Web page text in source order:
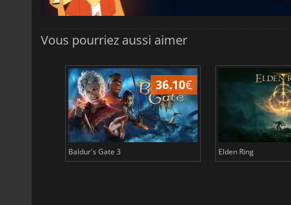
Vous pourriez aussi aimer
36.10€
Baldur's Gate 3 Elden Ring